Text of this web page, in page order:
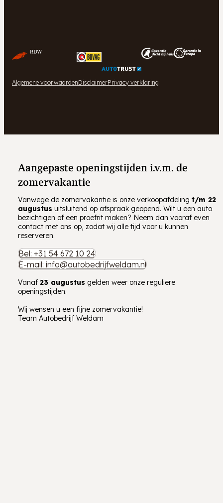
Algemene voorwaardenDisclaimerPrivacy verklaring
Aangepaste openingstijden i.v.m. de
zomervakantie
Vanwege de zomervakantie is onze verkoopafdeling t/m 22
augustus uitsluitend op afspraak geopend. Wilt u een auto
bezichtigen of een proefrit maken? Neem dan vooraf even
contact met ons op, zodat wij alle tijd voor u kunnen
reserveren.
Bel: +31 54 672 10 24
E-mail: info@autobedrijfweldam.nl
Vanaf 23 augustus gelden weer onze reguliere
openingstijden.
Wij wensen u een fijne zomervakantie!
Team Autobedrijf Weldam